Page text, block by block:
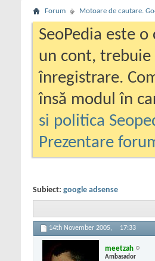
Forum Motoare de cautare.
SeoPedia este
un cont,
înregistrare.
însă modul în
si politica
Prezentare
Subiect: google adsense
14th November 2005, 17:33
meetzah
Ambasador